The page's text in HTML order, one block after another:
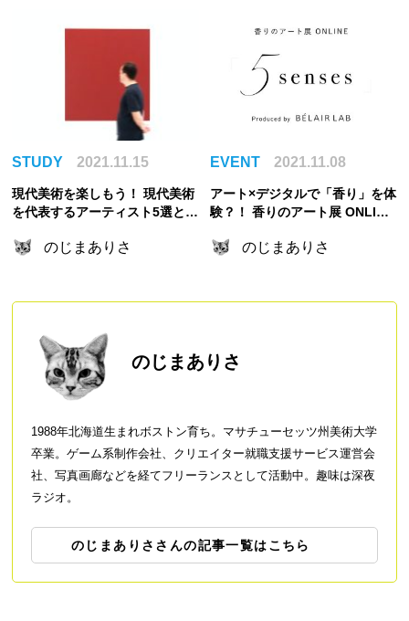
STUDY 2021.11.15
現代美術を楽しもう！ 現代美術
を代表するアーティスト5選と鑑
のじまありさ
EVENT 2021.11.08
アート×デジタルで「香り」を体
験？！ 香りのアート展 ONLINE
のじまありさ
のじまありさ
1988年北海道生まれボストン育ち。マサチューセッツ州美術大学
卒業。ゲーム系制作会社、クリエイター就職支援サービス運営会
社、写真画廊などを経てフリーランスとして活動中。趣味は深夜
ラジオ。
のじまありささんの記事一覧はこちら